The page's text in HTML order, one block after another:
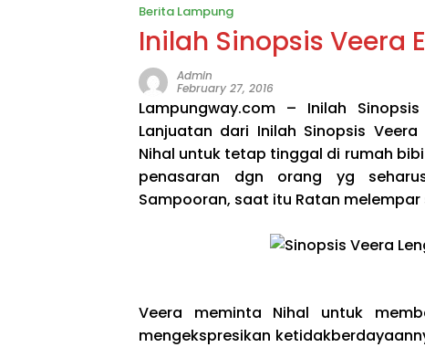
Berita Lampung
Inilah Sinopsis Veera
Admin
February 27, 2016
Lampungway.com – Inilah
Lanjuatan dari Inilah Sinopsis
Nihal untuk tetap tinggal di rumah
penasaran dgn orang yg
Sampooran, saat itu Ratan
Veera meminta Nihal untuk
mengekspresikan